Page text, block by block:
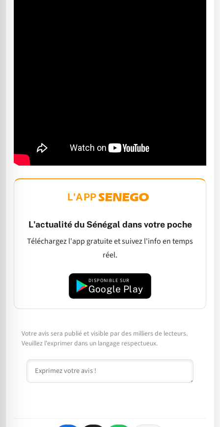
L'APP
L'actualité du Sénégal dans votre poche
Téléchargez l'app gratuite et suivez l'info en temps
réel.
DISPONIBLE SUR
Google Play
Votre avis sera publié et visible par des milliers de lecteurs.
Veuillez l'exprimer dans un langage respectueux.
Commentaire